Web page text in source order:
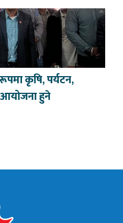
कृषि, पर्यटन,
आयोजना हुने